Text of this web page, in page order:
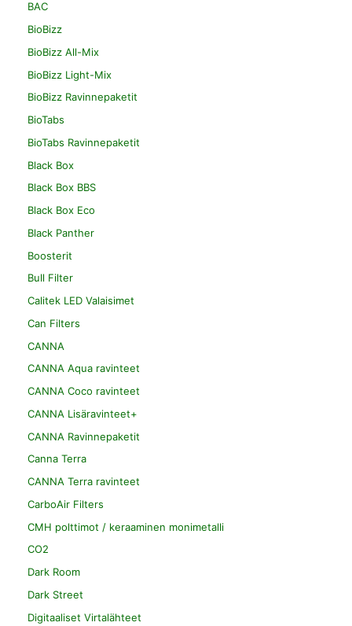
BAC
BioBizz
BioBizz All-Mix
BioBizz Light-Mix
BioBizz Ravinnepaketit
BioTabs
BioTabs Ravinnepaketit
Black Box
Black Box BBS
Black Box Eco
Black Panther
Boosterit
Bull Filter
Calitek LED Valaisimet
Can Filters
CANNA
CANNA Aqua ravinteet
CANNA Coco ravinteet
CANNA Lisäravinteet+
CANNA Ravinnepaketit
Canna Terra
CANNA Terra ravinteet
CarboAir Filters
CMH polttimot / keraaminen monimetalli
CO2
Dark Room
Dark Street
Digitaaliset Virtalähteet